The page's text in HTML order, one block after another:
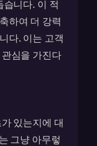
니다. 이 적
하여 더 강력
다. 이는 고객
심을 가진다
있는지에 대
그냥 아무렇